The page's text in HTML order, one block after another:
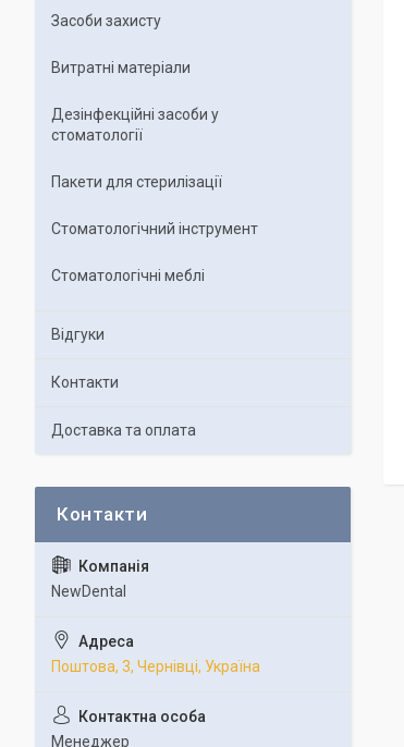
Засоби захисту
Витратні матеріали
Дезінфекційні засоби у
стоматології
Пакети для стерилізації
Стоматологічний інструмент
Стоматологічні меблі
Відгуки
Контакти
Доставка та оплата
NewDental
Поштова, 3, Чернівці, Україна
Менеджер